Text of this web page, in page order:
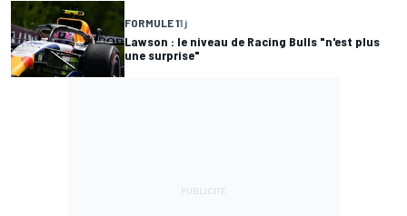
FORMULE 11 j
Lawson : le niveau de Racing Bulls "n'est plus
une surprise"